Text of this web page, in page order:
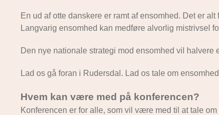
En ud af otte danskere er ramt af ensomhed. Det er
Langvarig ensomhed kan medføre alvorlig mistrivsel
Den nye nationale strategi mod ensomhed vil halvere
Lad os gå foran i Rudersdal. Lad os tale om
Hvem kan være med på konferencen?
Konferencen er for alle, som vil være med til at tale